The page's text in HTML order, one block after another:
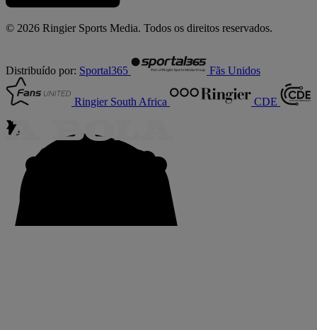
© 2026 Ringier Sports Media. Todos os direitos reservados.
Distribuído por: Sportal365 Fãs Unidos
Ringier South Africa CDE